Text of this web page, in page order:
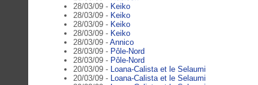
28/03/09 - Keiko
28/03/09 - Keiko
28/03/09 - Keiko
28/03/09 - Keiko
28/03/09 - Annico
28/03/09 - Pôle-Nord
28/03/09 - Pôle-Nord
20/03/09 - Loana-Calista et le Selaumi
20/03/09 - Loana-Calista et le Selaumi